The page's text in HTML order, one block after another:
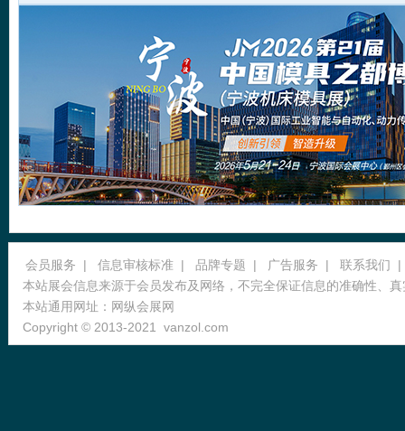
会员服务 | 信息审核标准 | 品牌专题 | 广告服务 | 联系我们
|
本站展会信息来源于会员发布及网络，不完全保证信息的准确性、
本站通用网址： 网纵会展网
Copyright © 2013-2021 vanzol.com